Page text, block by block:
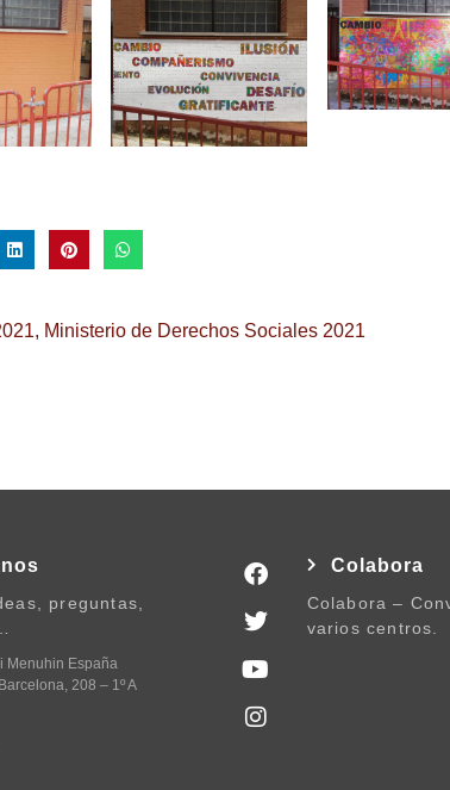
, Ministerio de Derechos Sociales 2021
preguntas,
Menuhin España
208 – 1º A
Colabora
Colabora –
varios centros.